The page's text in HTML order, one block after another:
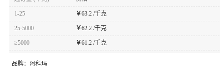
1-25 ￥63.2 /千克
25-5000 ￥62.2 /千克
≥5000 ￥61.2 /千克
品牌：
阿科玛